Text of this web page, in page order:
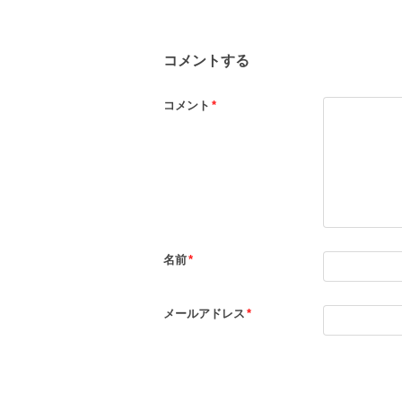
コメントする
コメント *
名前*
メールアドレス *